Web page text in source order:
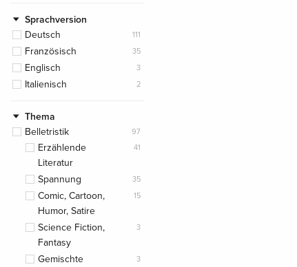
Sprachversion
Deutsch
111
Französisch 35
Englisch 3
Italienisch 2
Thema
Belletristik
97
Erzählende
Literatur
41
Spannung 35
Comic, Cartoon,
Humor, Satire
15
Science Fiction,
Fantasy
3
Gemischte
3